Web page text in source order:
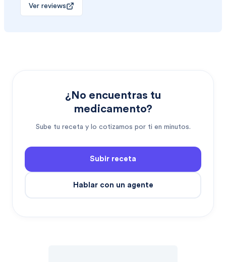
Ver reviews
¿No encuentras tu
medicamento?
Sube tu receta y lo cotizamos por ti en minutos.
Subir receta
Hablar con un agente